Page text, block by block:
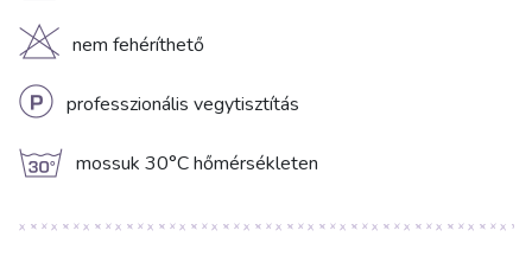
H nem fehéríthető
L professzionális vegytisztítás
g mossuk 30°C hőmérsékleten